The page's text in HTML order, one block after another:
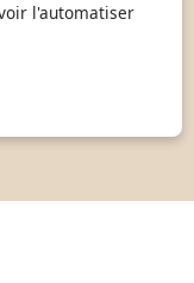
l'automatiser